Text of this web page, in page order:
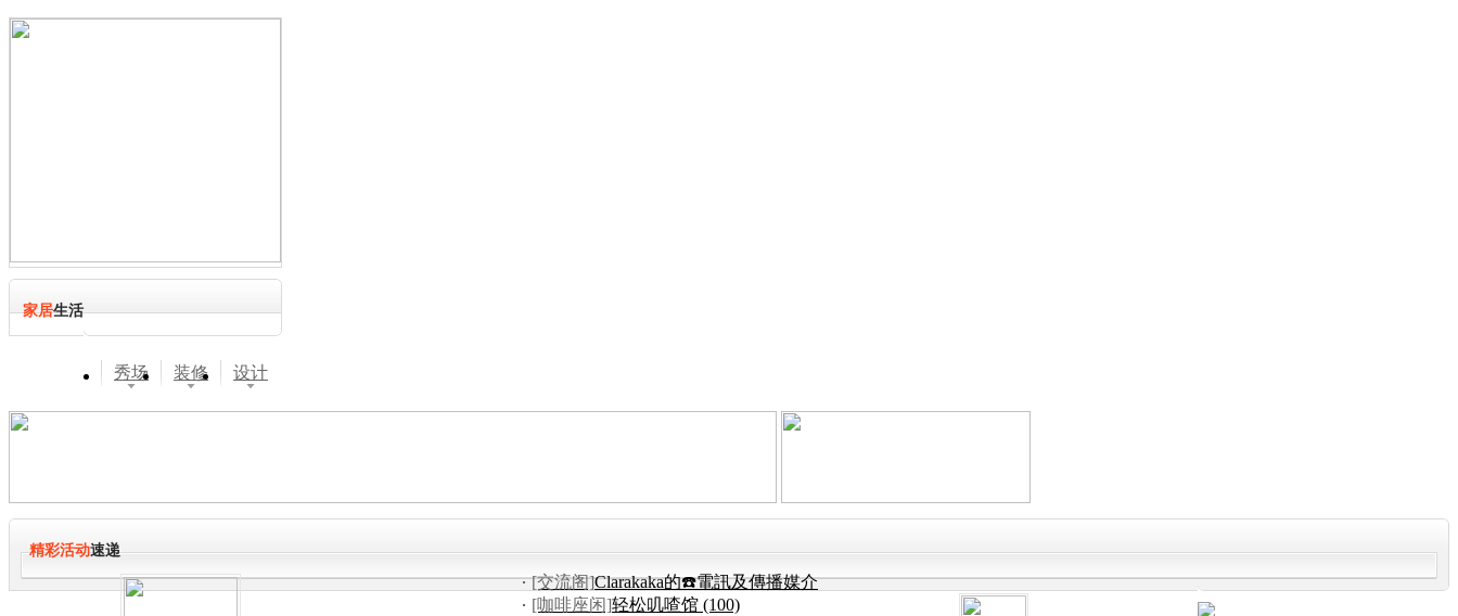
家居生活
秀场 装修 设计
精彩活动速递
[交流阁]Clarakaka的☎️電訊及傳播媒介
[咖啡座闲]轻松叽喳馆 (100)